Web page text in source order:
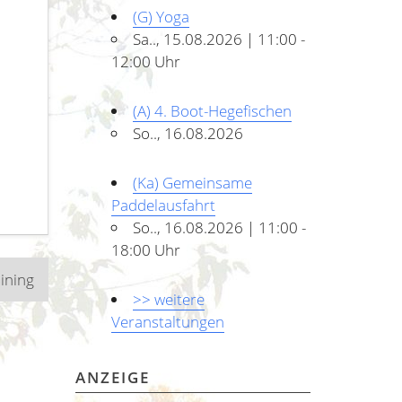
(G) Yoga
Sa.., 15.08.2026 | 11:00 -
12:00 Uhr
(A) 4. Boot-Hegefischen
So.., 16.08.2026
(Ka) Gemeinsame
Paddelausfahrt
So.., 16.08.2026 | 11:00 -
18:00 Uhr
>> weitere
Veranstaltungen
ANZEIGE